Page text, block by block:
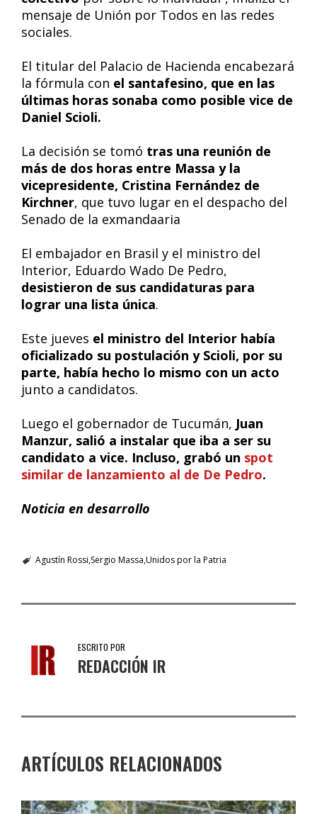
mensaje de Unión por Todos en las redes
sociales.
El titular del Palacio de Hacienda encabezará
la fórmula con el santafesino, que en las
últimas horas sonaba como posible vice de
Daniel Scioli.
La decisión se tomó tras una reunión de
más de dos horas entre Massa y la
vicepresidente, Cristina Fernández de
Kirchner, que tuvo lugar en el despacho del
Senado de la exmandaaria
El embajador en Brasil y el ministro del
Interior, Eduardo Wado De Pedro,
desistieron de sus candidaturas para
lograr una lista única.
Este jueves el ministro del Interior había
oficializado su postulación y Scioli, por su
parte, había hecho lo mismo con un acto
junto a candidatos.
Luego el gobernador de Tucumán, Juan
Manzur, salió a instalar que iba a ser su
candidato a vice. Incluso, grabó un spot
similar de lanzamiento al de De Pedro.
Noticia en desarrollo
Agustín Rossi Sergio Massa Unidos por la Patria
ESCRITO POR
REDACCIÓN IR
ARTÍCULOS RELACIONADOS